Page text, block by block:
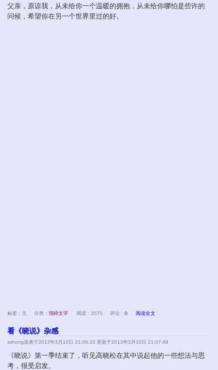
父亲，原谅我，从未给你一个温暖的拥抱，从未给你哪怕是些许的
问候，希望你在另一个世界里过的好。
标签：无 分类： 琐碎文字 阅读：3575 评论： 0 阅读全文
看《晓说》杂感
sshong发表于2013年3月10日 21:06:33 更新于2013年3月10日 21:07:49
《晓说》第一季结束了，听见高晓松在其中说起他的一些想法与思
考，很受启发。